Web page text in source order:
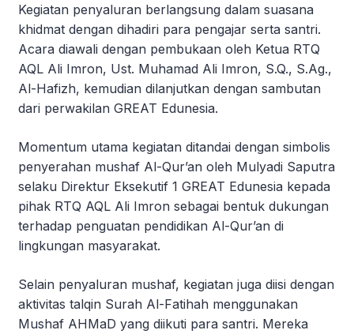
Kegiatan penyaluran berlangsung dalam suasana
khidmat dengan dihadiri para pengajar serta santri.
Acara diawali dengan pembukaan oleh Ketua RTQ
AQL Ali Imron, Ust. Muhamad Ali Imron, S.Q., S.Ag.,
Al-Hafizh, kemudian dilanjutkan dengan sambutan
dari perwakilan GREAT Edunesia.
Momentum utama kegiatan ditandai dengan simbolis
penyerahan mushaf Al-Qur’an oleh Mulyadi Saputra
selaku Direktur Eksekutif 1 GREAT Edunesia kepada
pihak RTQ AQL Ali Imron sebagai bentuk dukungan
terhadap penguatan pendidikan Al-Qur’an di
lingkungan masyarakat.
Selain penyaluran mushaf, kegiatan juga diisi dengan
aktivitas talqin Surah Al-Fatihah menggunakan
Mushaf AHMaD yang diikuti para santri. Mereka